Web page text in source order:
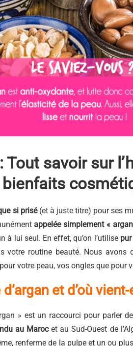
Tout savoir sur
bienfaits
si prisé(et à juste titre) pour ses
appelée simplement «
à lui seul. En effet, qu’on l’utilise
votre routine beauté. Nous
votre peau, vos ongles que pour
et d’où
» est un raccourci pour parler
au Marocet au Sud-Ouest de
renferme de la pulpe et un ou